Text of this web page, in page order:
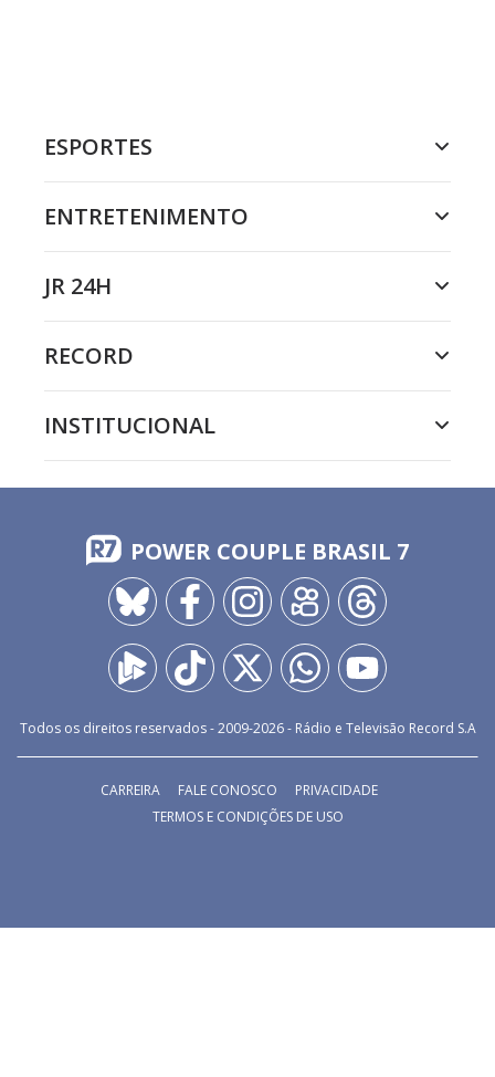
ESPORTES
ENTRETENIMENTO
JR 24H
RECORD
INSTITUCIONAL
POWER COUPLE BRASIL 7
Todos os direitos reservados - 2009-2026- Rádio e Televisão Record S.A
CARREIRA FALE CONOSCO
PRIVACIDADE
TERMOS E CONDIÇÕES DE USO